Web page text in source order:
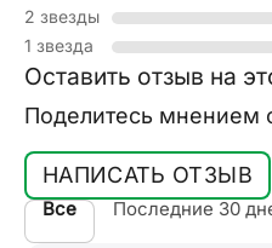
2 звезды
1 звезда
Оставить отзыв на
Поделитесь мнением
НАПИСАТЬ ОТЗЫВ
Все Последние 30